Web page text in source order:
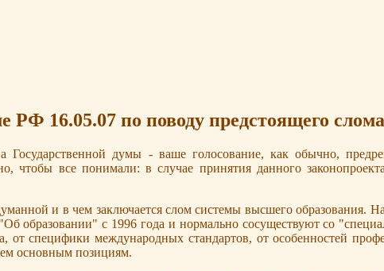
16.05.07 по поводу предстоящего
Государственной думы - ваше голосование, как обычно,
чтобы все понимали: в случае принятия данного
и в чем заключается слом системы высшего образования.
образовании" с 1996 года и нормально сосуществуют со
от специфики международных стандартов, от особенностей
основным позициям.